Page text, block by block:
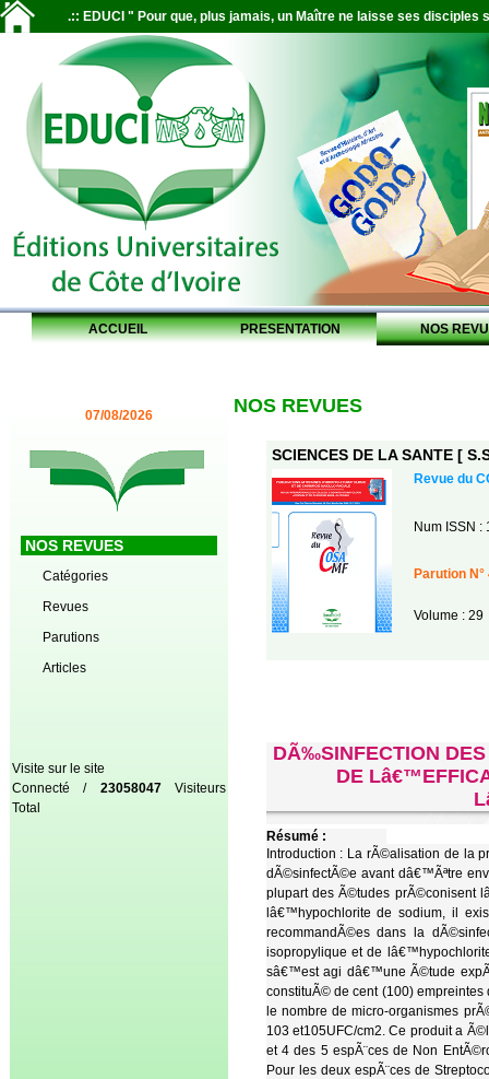
.:: EDUCI " Pour que, plus jamais, un Maître ne laisse ses disciples
ACCUEIL PRESENTATION NOS
07/08/2026
NOS REVUES
Catégories
Revues
Parutions
Articles
Visite sur le site
Connecté / 23058047Visiteurs
Total
NOS REVUES
SCIENCES DE LA SANTE [
Revue du
Num ISSN :
Parution N°
Volume : 29
DÃ‰SINFECTION
DE
Résumé :
Introduction : La rÃ©alisation de la
dÃ©sinfectÃ©e avant dâ€™Ãªtre
plupart des Ã©tudes prÃ©conisent
lâ€™hypochlorite de sodium, il
recommandÃ©es dans la
isopropylique et de
sâ€™est agi dâ€™une Ã©tude
constituÃ© de cent (100)
le nombre de micro-organismes
103 et105UFC/cm2. Ce produit a
et 4 des 5 espÃ¨ces de Non
Pour les deux espÃ¨ces de